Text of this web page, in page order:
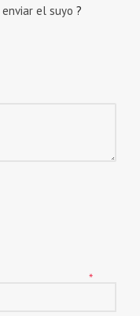
enviar el suyo ?
*